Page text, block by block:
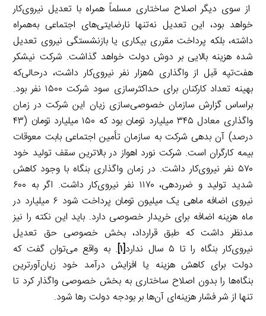
از سوی دیگر اصلاح ساختاری مسلماً همراه با تعدیل نیروی‌کار
خواهد بود، این تعدیل نه‌تنها نارضایتی‌های اجتماعی به‌همراه
داشته، بلکه پرداخت مقرری بیکاری یا بازنشستگی نیروی تعدیل
شده هزینه بالایی بر دوش دولت خواهد گذاشت. شرکت نیشکر
هفت‌تپه قبل از واگذاری ۵هزار نفر نیروی‌کار داشت، درحالی‌که
بهینه تعداد کارکنان برای حداکثرسازی سود شرکت ۱۵۰۰ نفر بود.
براساس گزارش سازمان خصوصی‌سازی زیان این شرکت در زمان
واگذاری معادل ۳۴۵ میلیارد تومان بود که ۱۵۰ میلیارد تومان (۴۳
درصد) آن بدهی شرکت به سازمان تأمین اجتماعی بابت معوقات
بیمه کارگران است. شرکت نورد اهواز در بالاترین سقف تولید خود
۵۷۰ نفر نیروی‌کار داشت. در زمان واگذاری بنگاه با وجود کاهش
شدید تولید و ضرردهی، ۱۱۷۰ نفر نیروی‌کار داشت. اگر به ۶۰۰
نیروی اضافه ماهی یک میلیون تومان پرداخت شود ۶ میلیارد در
ماه هزینه اضافه برای خریدار خصوصی دارد. باید این نکته را نیز
مدنظر داشت که طبق قرارداد، بخش خصوصی حق تعدیل
نیروی‌کار بنگاه را تا ۵ سال ندارد
[۱] . به واقع می‌توان گفت که
دولت برای کاهش هزینه یا افزایش درآمد خود زیان‌آورترین
بنگاه‌ها را بدون اصلاح ساختاری به بخش خصوصی واگذار کرد تا
تنها از شر فشار هزینه‌ای آن‌ها بر بودجه دولت رها شود.